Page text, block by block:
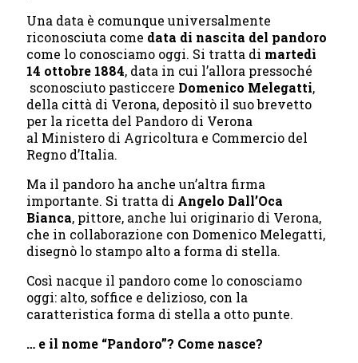
Una data è comunque universalmente
riconosciuta come data di nascita del pandoro
come lo conosciamo oggi. Si tratta di martedì
14 ottobre 1884, data in cui l’allora pressoché
sconosciuto pasticcere Domenico Melegatti,
della città di Verona, depositò il suo brevetto
per la ricetta del Pandoro di Verona
al Ministero di Agricoltura e Commercio del
Regno d’Italia.
Ma il pandoro ha anche un’altra firma
importante. Si tratta di Angelo Dall’Oca
Bianca, pittore, anche lui originario di Verona,
che in collaborazione con Domenico Melegatti,
disegnò lo stampo alto a forma di stella.
Così nacque il pandoro come lo conosciamo
oggi: alto, soffice e delizioso, con la
caratteristica forma di stella a otto punte.
… e il nome “Pandoro”? Come nasce?